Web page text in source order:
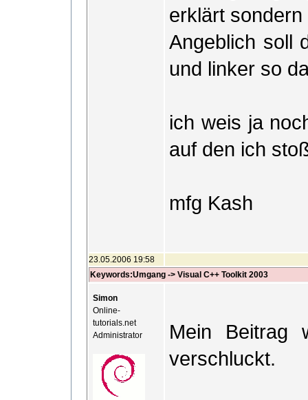
erklärt
Angeblich soll
und linker so
ich weis ja
auf den ich
mfg Kash
23.05.2006 19:58
Keywords:Umgang -> Visual C++ Toolkit 2003
Simon
Online-
tutorials.net
Administrator
Mein Beitrag
verschluckt.